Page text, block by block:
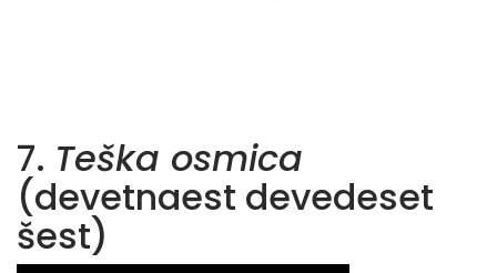
7. Teška osmica
(devetnaest devedeset
šest)